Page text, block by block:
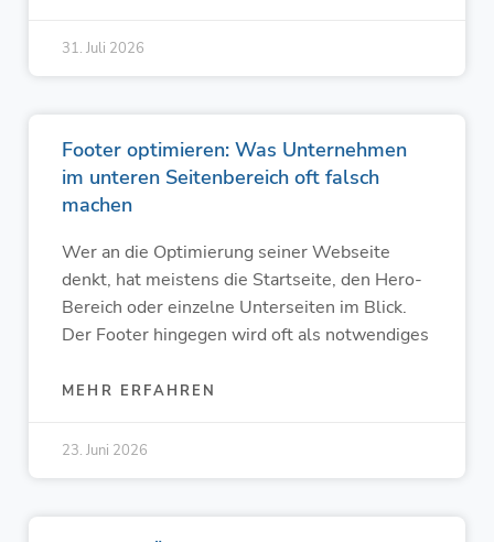
31. Juli 2026
Footer optimieren: Was Unternehmen
im unteren Seitenbereich oft falsch
machen
Wer an die Optimierung seiner Webseite
denkt, hat meistens die Startseite, den Hero-
Bereich oder einzelne Unterseiten im Blick.
Der Footer hingegen wird oft als notwendiges
MEHR ERFAHREN
23. Juni 2026